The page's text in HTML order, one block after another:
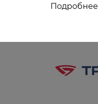
Подробнее